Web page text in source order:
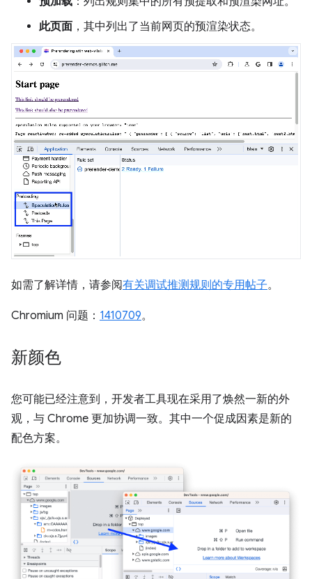
此页面 ，其中列出了当前网页的预渲染状态。
如需了解详情，请参阅有关调试推测规则的专用帖子。
Chromium 问题： 1410709。
新颜色
您可能已经注意到，开发者工具现在采用了焕然一新的外
观，与 Chrome 更加协调一致。其中一个促成因素是新的
配色方案。